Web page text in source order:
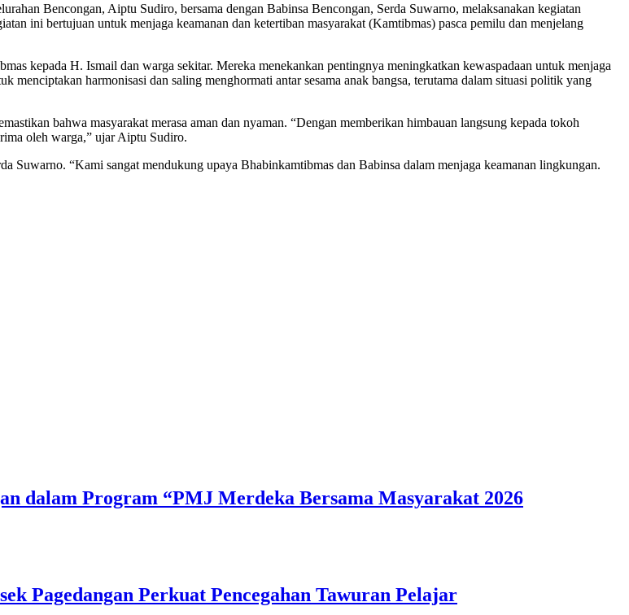
Bencongan, Aiptu Sudiro, bersama dengan Babinsa Bencongan, Serda Suwarno, melaksanakan kegiatan
ini bertujuan untuk menjaga keamanan dan ketertiban masyarakat (Kamtibmas) pasca pemilu dan menjelang
kepada H. Ismail dan warga sekitar. Mereka menekankan pentingnya meningkatkan kewaspadaan untuk menjaga
harmonisasi dan saling menghormati antar sesama anak bangsa, terutama dalam situasi politik yang
bahwa masyarakat merasa aman dan nyaman. “Dengan memberikan himbauan langsung kepada tokoh
oleh warga,” ujar Aiptu Sudiro.
Suwarno. “Kami sangat mendukung upaya Bhabinkamtibmas dan Babinsa dalam menjaga keamanan lingkungan.
dalam Program “PMJ Merdeka Bersama Masyarakat 2026
Pagedangan Perkuat Pencegahan Tawuran Pelajar